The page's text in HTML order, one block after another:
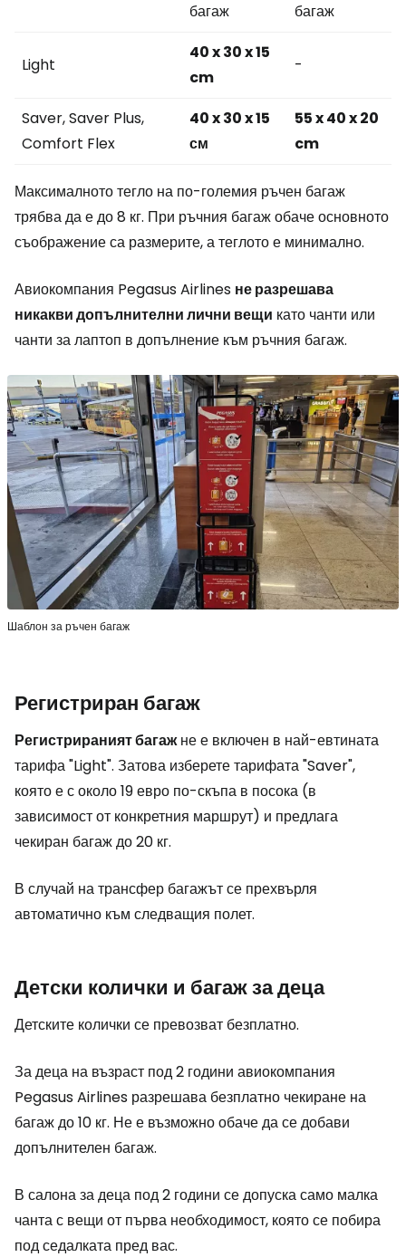
багаж
багаж
Light
40 x 30 x 15
cm
-
Saver, Saver Plus,
Comfort Flex
40 x 30 x 15
см
55 x 40 x 20
cm
Максималното тегло на по-големия ръчен багаж
трябва да е до 8 кг. При ръчния багаж обаче основното
съображение са размерите, а теглото е минимално.
Авиокомпания Pegasus Airlines не разрешава
никаквидопълнителни лични вещи като чанти или
чанти за лаптоп в допълнение към ръчния багаж.
Шаблон за ръчен багаж
Регистриран багаж
Регистрираният багажне е включен в най-евтината
тарифа "Light". Затова изберете тарифата "Saver",
която е с около 19 евро по-скъпа в посока (в
зависимост от конкретния маршрут) и предлага
чекиран багаж до 20 кг.
В случай на трансфер багажът се прехвърля
автоматично към следващия полет.
Детски колички и багаж за деца
Детските колички се превозват безплатно.
За деца на възраст под 2 години авиокомпания
Pegasus Airlines разрешава безплатно чекиране на
багаж до 10 кг. Не е възможно обаче да се добави
допълнителен багаж.
В салона за деца под 2 години се допуска само малка
чанта с вещи от първа необходимост, която се побира
под седалката пред вас.